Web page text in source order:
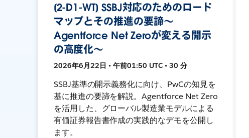
[2-D1-WT] SSBJ対応のためのロード
マップとその推進の要諦〜
Agentforce Net Zeroが変える開示
の高度化〜
2026年6月22日 • 午前01:50 UTC • 30 分
SSBJ基準の開示義務化に向け、PwCの知見を
基に推進の要諦を解説。Agentforce Net Zero
を活用した、グローバル製造業モデルによる
有価証券報告書作成の実践的なデモを公開し
ます。